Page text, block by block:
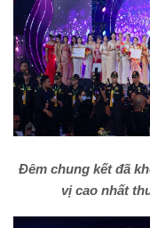
Đêm chung kết đã
vị cao nhất